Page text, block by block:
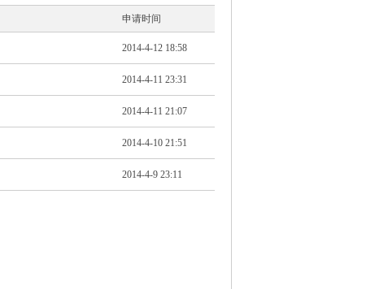
申请时间
2014-4-12 18:58
2014-4-11 23:31
2014-4-11 21:07
2014-4-10 21:51
2014-4-9 23:11